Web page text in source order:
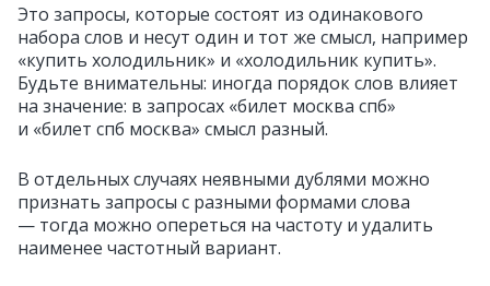
Это запросы, которые состоят из одинакового
набора слов и несут один и тот же смысл, например
«купить холодильник» и «холодильник купить».
Будьте внимательны: иногда порядок слов влияет
на значение: в запросах «билет москва спб»
и «билет спб москва» смысл разный.
В отдельных случаях неявными дублями можно
признать запросы с разными формами слова
— тогда можно опереться на частоту и удалить
наименее частотный вариант.